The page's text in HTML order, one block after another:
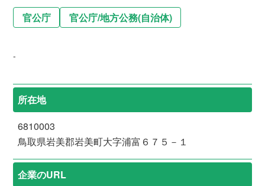
官公庁 官公庁/地方公務(自治体)
-
所在地
6810003
鳥取県岩美郡岩美町大字浦富６７５－１
企業のURL